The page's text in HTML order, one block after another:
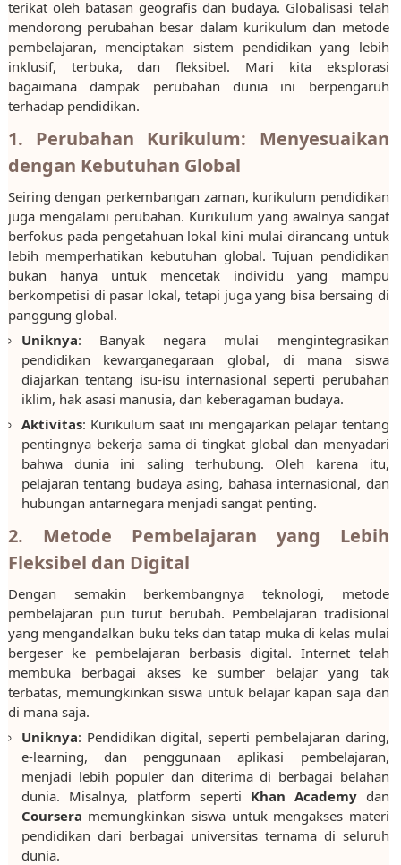
terikat oleh batasan geografis dan budaya. Globalisasi telah
mendorong perubahan besar dalam kurikulum dan metode
pembelajaran, menciptakan sistem pendidikan yang lebih
inklusif, terbuka, dan fleksibel. Mari kita eksplorasi
bagaimana dampak perubahan dunia ini berpengaruh
terhadap pendidikan.
1. Perubahan Kurikulum: Menyesuaikan
dengan Kebutuhan Global
Seiring dengan perkembangan zaman, kurikulum pendidikan
juga mengalami perubahan. Kurikulum yang awalnya sangat
berfokus pada pengetahuan lokal kini mulai dirancang untuk
lebih memperhatikan kebutuhan global. Tujuan pendidikan
bukan hanya untuk mencetak individu yang mampu
berkompetisi di pasar lokal, tetapi juga yang bisa bersaing di
panggung global.
Uniknya: Banyak negara mulai mengintegrasikan
pendidikan kewarganegaraan global, di mana siswa
diajarkan tentang isu-isu internasional seperti perubahan
iklim, hak asasi manusia, dan keberagaman budaya.
Aktivitas: Kurikulum saat ini mengajarkan pelajar tentang
pentingnya bekerja sama di tingkat global dan menyadari
bahwa dunia ini saling terhubung. Oleh karena itu,
pelajaran tentang budaya asing, bahasa internasional, dan
hubungan antarnegara menjadi sangat penting.
2. Metode Pembelajaran yang Lebih
Fleksibel dan Digital
Dengan semakin berkembangnya teknologi, metode
pembelajaran pun turut berubah. Pembelajaran tradisional
yang mengandalkan buku teks dan tatap muka di kelas mulai
bergeser ke pembelajaran berbasis digital. Internet telah
membuka berbagai akses ke sumber belajar yang tak
terbatas, memungkinkan siswa untuk belajar kapan saja dan
di mana saja.
Uniknya: Pendidikan digital, seperti pembelajaran daring,
e-learning, dan penggunaan aplikasi pembelajaran,
menjadi lebih populer dan diterima di berbagai belahan
dunia. Misalnya, platform seperti Khan Academydan
Coursera memungkinkan siswa untuk mengakses materi
pendidikan dari berbagai universitas ternama di seluruh
dunia.